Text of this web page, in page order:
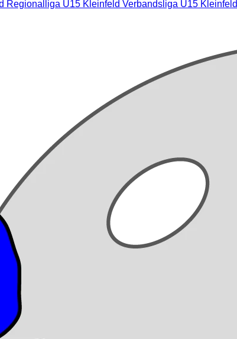
Regionalliga U15 Kleinfeld Verbandsliga U15 Kleinfeld